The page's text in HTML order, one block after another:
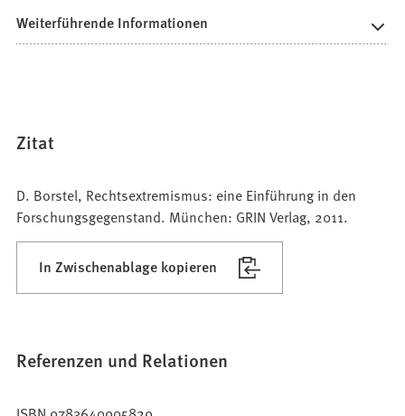
Weiterführende Informationen
Zitat
D. Borstel, Rechtsextremismus: eine Einführung in den
Forschungsgegenstand. München: GRIN Verlag, 2011.
In Zwischenablage kopieren
Referenzen und Relationen